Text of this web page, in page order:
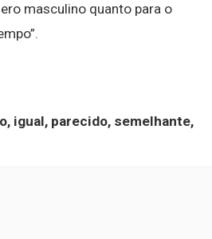
masculino quanto para o
igual, parecido, semelhante,